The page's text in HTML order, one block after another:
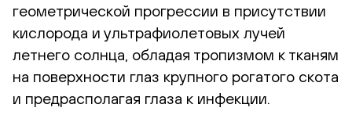
геометрической прогрессии в присутствии
кислорода и ультрафиолетовых лучей
летнего солнца, обладая тропизмом к тканям
на поверхности глаз крупного рогатого скота
и предрасполагая глаза к инфекции.